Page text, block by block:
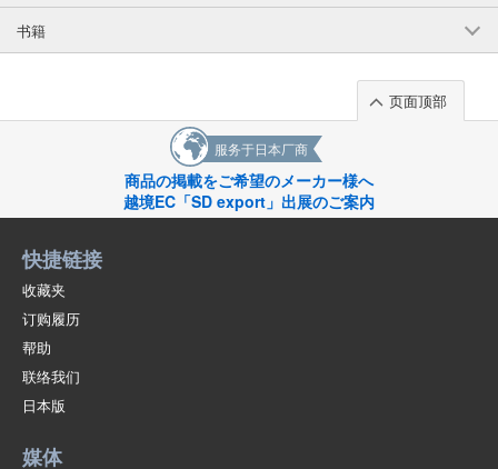
书籍
页面顶部
服务于日本厂商
商品の掲載をご希望のメーカー様へ
越境EC「SD export」出展のご案内
快捷链接
收藏夹
订购履历
帮助
联络我们
日本版
媒体